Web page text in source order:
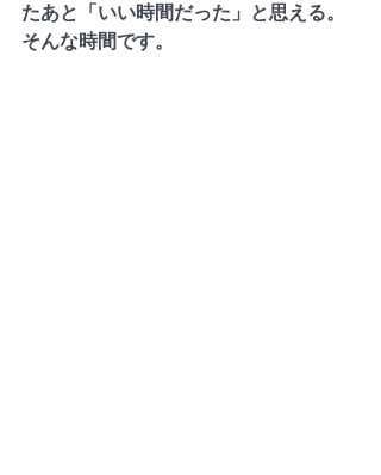
たあと「いい時間だった」と思える。
そんな時間です。